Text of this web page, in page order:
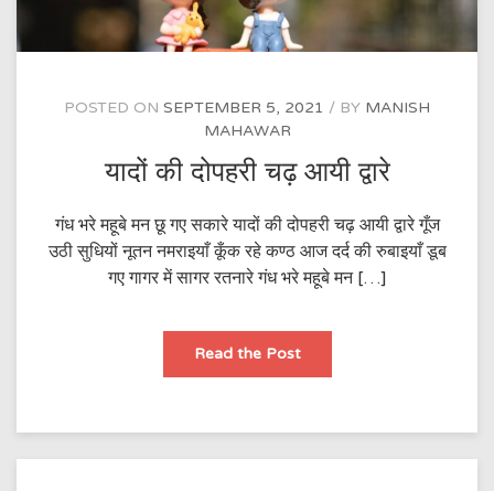
POSTED ON SEPTEMBER 5, 2021 BY MANISH
MAHAWAR
यादों की दोपहरी चढ़ आयी द्वारे
गंध भरे महूबे मन छू गए सकारे यादों की दोपहरी चढ़ आयी द्वारे गूँज
उठी सुधियों नूतन नमराइयाँ कूँक रहे कण्ठ आज दर्द की रुबाइयाँ डूब
गए गागर में सागर रतनारे गंध भरे महूबे मन […]
Read the Postयादों
दोपहरी
द्वारे